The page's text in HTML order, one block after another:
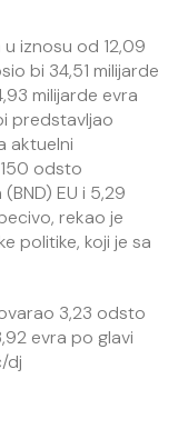
iznosu od 12,09
bi 34,51 milijarde
milijarde evra
predstavljao
aktuelni
odsto
EU i 5,29
rekao je
politike, koji je sa
3,23 odsto
evra po glavi
dj